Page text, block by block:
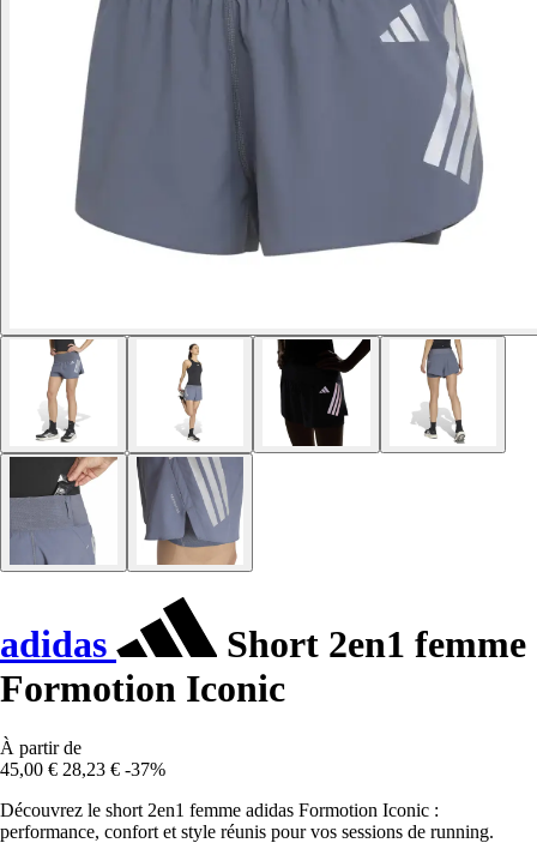
adidas
Short 2en1 femme
Formotion Iconic
À partir de
45,00 € 28,23 € -37%
Découvrez le short 2en1 femme adidas Formotion Iconic :
performance, confort et style réunis pour vos sessions de running.